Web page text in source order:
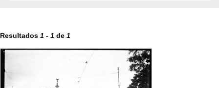
Resultados 1 - 1 de 1